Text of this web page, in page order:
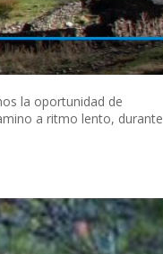
la oportunidad de
a ritmo lento, durante